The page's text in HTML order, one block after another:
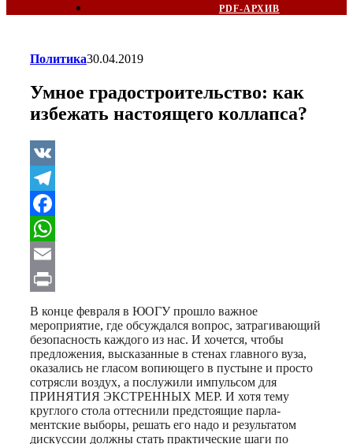
PDF-АРХИВ
Политика30.04.2019
Умное градостроительство: как
избежать настоящего коллапса?
VK
Telegram
Facebook
WhatsApp
Email
Print
В конце февраля в ЮОГУ прошло важное
мероприятие, где обсуждался вопрос, затрагивающий
безопасность каждого из нас. И хочется, чтобы
предложения, высказанные в стенах главного вуза,
оказались не гласом вопиющего в пустыне и просто
сотрясли воздух, а послужили импульсом для
ПРИНЯТИЯ ЭКСТРЕННЫХ МЕР. И хотя тему
круглого стола оттеснили предстоящие парла-
ментские выборы, решать его надо и результатом
дискуссии должны стать практические шаги по